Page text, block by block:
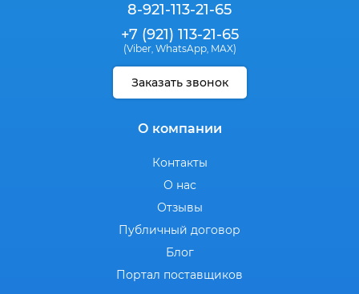
8-921-113-21-65
+7 (921) 113-21-65
(Viber, WhatsApp, MAX)
Заказать звонок
О компании
Контакты
О нас
Отзывы
Публичный договор
Блог
Портал поставщиков